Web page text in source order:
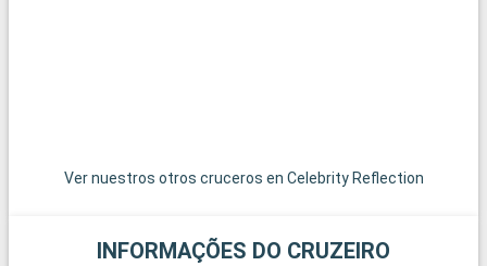
Ver nuestros otros cruceros en Celebrity Reflection
INFORMAÇÕES DO CRUZEIRO